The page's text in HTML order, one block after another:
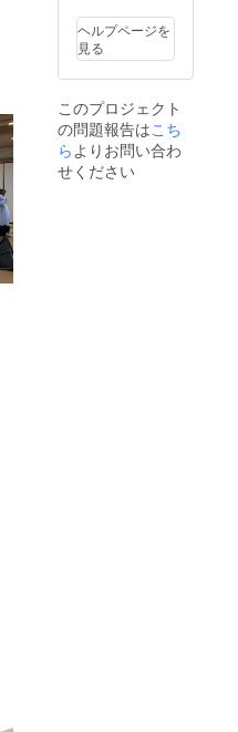
て、瀬
戸市在
住の方
やプロ
トを応
援して
くれて
いる皆
さんが
戸市在
住の方
やプロ
ジェク
援して
くれて
いる皆
さんが
音楽に
ヘルプページを
見る
このプロジェクト
の問題報告はこち
らよりお問い合わ
せください